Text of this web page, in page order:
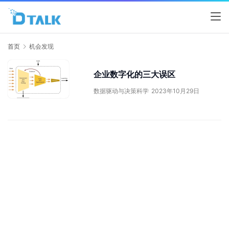
首页 机会发现
企业数字化的三大误区
数据驱动与决策科学 2023年10月29日